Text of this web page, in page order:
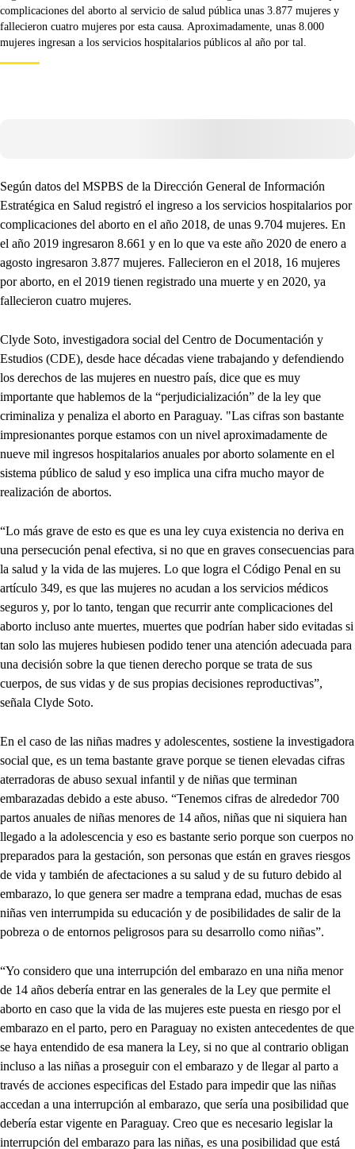
complicaciones del aborto al servicio de salud pública unas 3.877 mujeres y
fallecieron cuatro mujeres por esta causa. Aproximadamente, unas 8.000
mujeres ingresan a los servicios hospitalarios públicos al año por tal.
Según datos del MSPBS de la Dirección General de Información
Estratégica en Salud registró el ingreso a los servicios hospitalarios por
complicaciones del aborto en el año 2018, de unas 9.704 mujeres. En
el año 2019 ingresaron 8.661 y en lo que va este año 2020 de enero a
agosto ingresaron 3.877 mujeres. Fallecieron en el 2018, 16 mujeres
por aborto, en el 2019 tienen registrado una muerte y en 2020, ya
fallecieron cuatro mujeres.
Clyde Soto, investigadora social del Centro de Documentación y
Estudios (CDE), desde hace décadas viene trabajando y defendiendo
los derechos de las mujeres en nuestro país, dice que es muy
importante que hablemos de la “perjudicialización” de la ley que
criminaliza y penaliza el aborto en Paraguay. "Las cifras son bastante
impresionantes porque estamos con un nivel aproximadamente de
nueve mil ingresos hospitalarios anuales por aborto solamente en el
sistema público de salud y eso implica una cifra mucho mayor de
realización de abortos.
“Lo más grave de esto es que es una ley cuya existencia no deriva en
una persecución penal efectiva, si no que en graves consecuencias para
la salud y la vida de las mujeres. Lo que logra el Código Penal en su
artículo 349, es que las mujeres no acudan a los servicios médicos
seguros y, por lo tanto, tengan que recurrir ante complicaciones del
aborto incluso ante muertes, muertes que podrían haber sido evitadas si
tan solo las mujeres hubiesen podido tener una atención adecuada para
una decisión sobre la que tienen derecho porque se trata de sus
cuerpos, de sus vidas y de sus propias decisiones reproductivas”,
señala Clyde Soto.
En el caso de las niñas madres y adolescentes, sostiene la investigadora
social que, es un tema bastante grave porque se tienen elevadas cifras
aterradoras de abuso sexual infantil y de niñas que terminan
embarazadas debido a este abuso. “Tenemos cifras de alrededor 700
partos anuales de niñas menores de 14 años, niñas que ni siquiera han
llegado a la adolescencia y eso es bastante serio porque son cuerpos no
preparados para la gestación, son personas que están en graves riesgos
de vida y también de afectaciones a su salud y de su futuro debido al
embarazo, lo que genera ser madre a temprana edad, muchas de esas
niñas ven interrumpida su educación y de posibilidades de salir de la
pobreza o de entornos peligrosos para su desarrollo como niñas”.
“Yo considero que una interrupción del embarazo en una niña menor
de 14 años debería entrar en las generales de la Ley que permite el
aborto en caso que la vida de las mujeres este puesta en riesgo por el
embarazo en el parto, pero en Paraguay no existen antecedentes de que
se haya entendido de esa manera la Ley, si no que al contrario obligan
incluso a las niñas a proseguir con el embarazo y de llegar al parto a
través de acciones especificas del Estado para impedir que las niñas
accedan a una interrupción al embarazo, que sería una posibilidad que
debería estar vigente en Paraguay. Creo que es necesario legislar la
interrupción del embarazo para las niñas, es una posibilidad que está